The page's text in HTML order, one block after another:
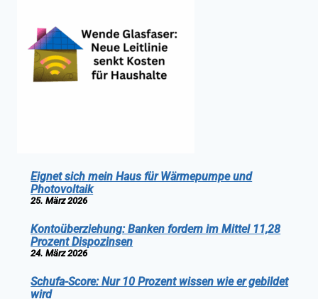
Eignet sich mein Haus für Wärmepumpe und
Photovoltaik
25. März 2026
Kontoüberziehung: Banken fordern im Mittel 11,28
Prozent Dispozinsen
24. März 2026
Schufa-Score: Nur 10 Prozent wissen wie er gebildet
wird